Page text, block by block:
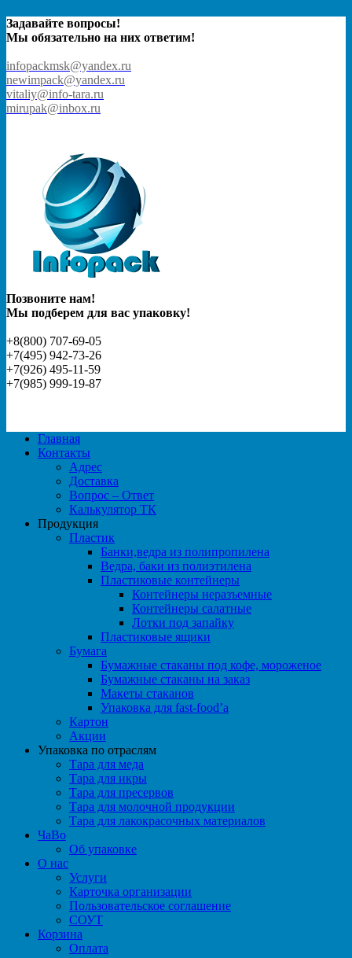
Задавайте вопросы!
Мы обязательно на них ответим!
infopackmsk@yandex.ru
newimpack@yandex.ru
vitaliy@info-tara.ru
mirupak@inbox.ru
Позвоните нам!
Мы подберем для вас упаковку!
+8(800) 707-69-05
+7(495) 942-73-26
+7(926) 495-11-59
+7(985) 999-19-87
Главная
Контакты
Адрес
Доставка
Вопрос – Ответ
Калькулятор ТК
Продукция
Пластик
Банки,ведра из полипропилена
Ведра, баки из полиэтилена
Пластиковые контейнеры
Контейнеры неразъемные
Контейнеры салатные
Лотки под запайку
Пластиковые ящики
Бумага
Бумажные стаканы под кофе, мороженое
Бумажные стаканы на заказ
Макеты стаканов
Упаковка для fast-food’а
Картон
Акции
Упаковка по отраслям
Тара для меда
Тара для икры
Тара для пресервов
Тара для молочной продукции
Тара для лакокрасочных материалов
ЧаВо
Об упаковке
О нас
Услуги
Карточка организации
Пользовательское соглашение
СОУТ
Корзина
Оплата